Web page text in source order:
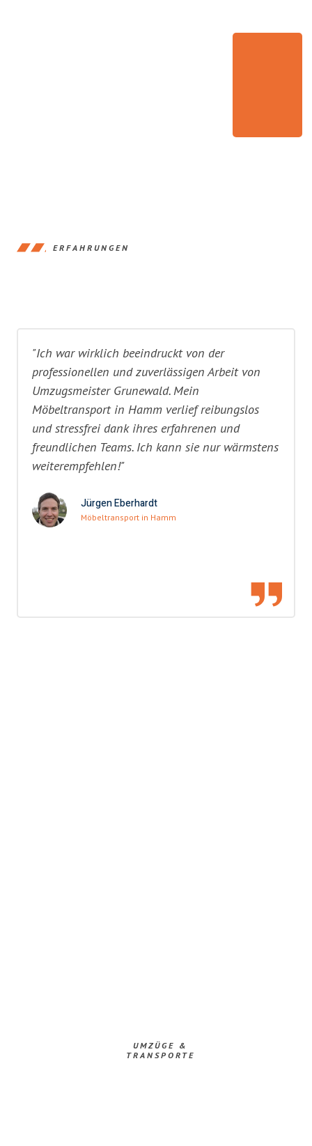
ERFAHRUNGEN
"Ich war wirklich beeindruckt von der
professionellen und zuverlässigen Arbeit von
Umzugsmeister Grunewald. Mein
Möbeltransport in Hamm verlief reibungslos
und stressfrei dank ihres erfahrenen und
freundlichen Teams. Ich kann sie nur wärmstens
weiterempfehlen!"
Jürgen Eberhardt
Möbeltransport in Hamm
UMZÜGE &
TRANSPORTE